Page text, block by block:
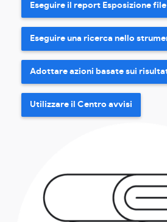
Eseguire il report Esposizione file
Eseguire una ricerca nello
Adottare azioni basate sui
Utilizzare il Centro avvisi